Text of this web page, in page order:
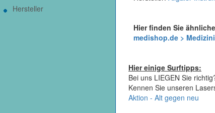
Hier finden Sie
medishop.de >
Hier einige Surftipps:
Bei uns LIEGEN Sie
Kennen Sie unseren
Aktion - Alt gegen neu
Hersteller